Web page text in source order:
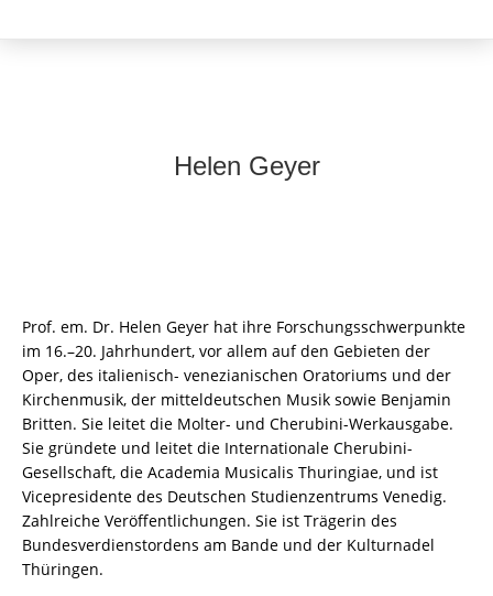
Helen Geyer
Prof. em. Dr. Helen Geyer hat ihre Forschungsschwerpunkte
im 16.–20. Jahrhundert, vor allem auf den Gebieten der
Oper, des italienisch- venezianischen Oratoriums und der
Kirchenmusik, der mitteldeutschen Musik sowie Benjamin
Britten. Sie leitet die Molter- und Cherubini-Werkausgabe.
Sie gründete und leitet die Internationale Cherubini-
Gesellschaft, die Academia Musicalis Thuringiae, und ist
Vicepresidente des Deutschen Studienzentrums Venedig.
Zahlreiche Veröffentlichungen. Sie ist Trägerin des
Bundesverdienstordens am Bande und der Kulturnadel
Thüringen.